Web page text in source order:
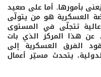
بأمورها. أما على صعيد
العسكرية هو من يتولّى
تتجلّى في المستوى
عن هذا المركز الذي بات
الفرق العسكرية إلى
يتحدث مسيّر أعمال